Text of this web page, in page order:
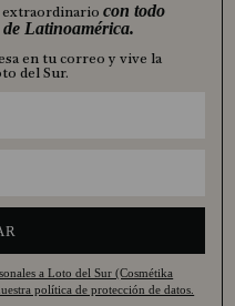
con todo
Latinoamérica.
en tu correo y vive la
del Sur.
a Loto del Sur (Cosmétika
política de protección de datos.